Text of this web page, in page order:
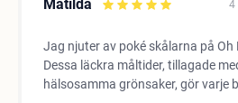
Matilda 4
Jag njuter av poké skålarna på Oh
Dessa läckra måltider, tillagade
hälsosamma grönsaker, gör varje